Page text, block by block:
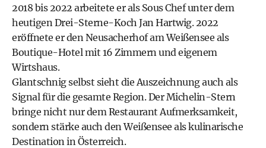
2018 bis 2022 arbeitete er als Sous Chef unter dem
heutigen Drei-Sterne-Koch Jan Hartwig. 2022
eröffnete er den Neusacherhof am Weißensee als
Boutique-Hotel mit 16 Zimmern und eigenem
Wirtshaus.
Glantschnig selbst sieht die Auszeichnung auch als
Signal für die gesamte Region. Der Michelin-Stern
bringe nicht nur dem Restaurant Aufmerksamkeit,
sondern stärke auch den Weißensee als kulinarische
Destination in Österreich.